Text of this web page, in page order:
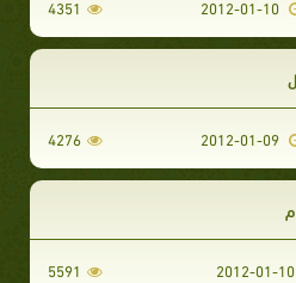
2012-01-10
4351
2012-01-09
4276
5591